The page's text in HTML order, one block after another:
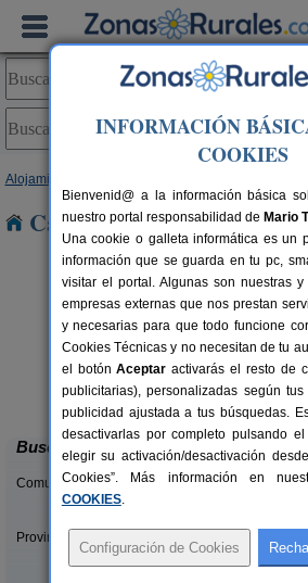
Alojamientos
Casas Rurales cerca de
El Acebo
Beloncio (Asturias)
Buscar
Comunidades:
Provincias/Islas:
INFORMACIÓN
COOKIES
Bienvenid@ a la información básica
nuestro portal responsabilidad de Mario
Una cookie o galleta informática es un
información que se guarda en tu pc,
visitar el portal. Algunas son nuestras
empresas externas que nos prestan
y necesarias para que todo funcione
Cookies Técnicas y no necesitan de tu
el botónAceptar activarás el resto de
publicitarias), personalizadas según
publicidad ajustada a tus búsquedas.
desactivarlas por completo pulsando el
elegir su activación/desactivación
Cookies”. Más información en
COOKIES.